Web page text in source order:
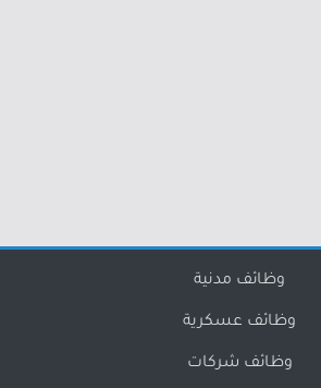
وظائف مدنية
وظائف عسكرية
وظائف شركات